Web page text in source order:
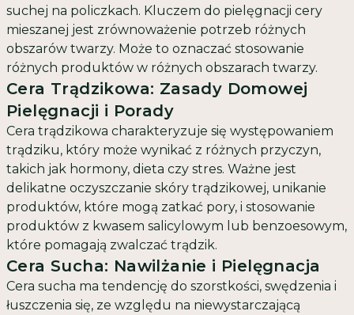
suchej na policzkach. Kluczem do pielęgnacji cery
mieszanej jest zrównoważenie potrzeb różnych
obszarów twarzy. Może to oznaczać stosowanie
różnych produktów w różnych obszarach twarzy.
Cera Trądzikowa: Zasady Domowej
Pielęgnacji i Porady
Cera trądzikowa charakteryzuje się występowaniem
trądziku, który może wynikać z różnych przyczyn,
takich jak hormony, dieta czy stres. Ważne jest
delikatne oczyszczanie skóry trądzikowej, unikanie
produktów, które mogą zatkać pory, i stosowanie
produktów z kwasem salicylowym lub benzoesowym,
które pomagają zwalczać trądzik.
Cera Sucha: Nawilżanie i Pielęgnacja
Cera sucha ma tendencję do szorstkości, swędzenia i
łuszczenia się, ze względu na niewystarczającą